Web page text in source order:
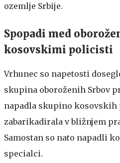
ozemlje Srbije.
Spopadi med
kosovskimi policisti
Vrhunec so napetosti
skupina oboroženih Srbov
napadla skupino kosovskih
zabarikadirala v bližnjem
Samostan so nato napadli
specialci.